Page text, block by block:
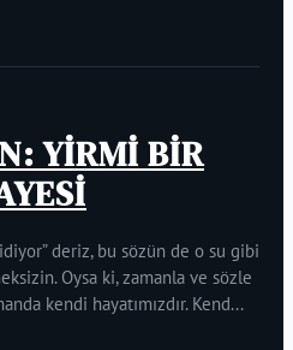
YİRMİ BİR
deriz, bu sözün de o su gibi
Oysa ki, zamanla ve sözle
kendi hayatımızdır. Kend...